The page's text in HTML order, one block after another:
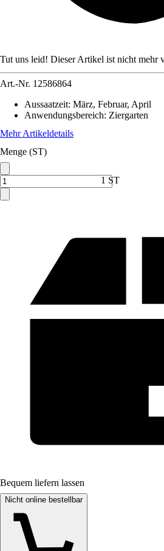
Tut uns leid! Dieser Artikel ist nicht mehr
Art.-Nr. 12586864
Aussaatzeit: März, Februar, April
Anwendungsbereich: Ziergarten
Mehr Artikeldetails
Menge (ST)
1 ST
Bequem liefern lassen
Nicht online bestellbar